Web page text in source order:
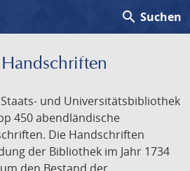
search Suchen
und Universitätsbibliothek
450 abendländische
Die Handschriften
der Bibliothek im Jahr 1734